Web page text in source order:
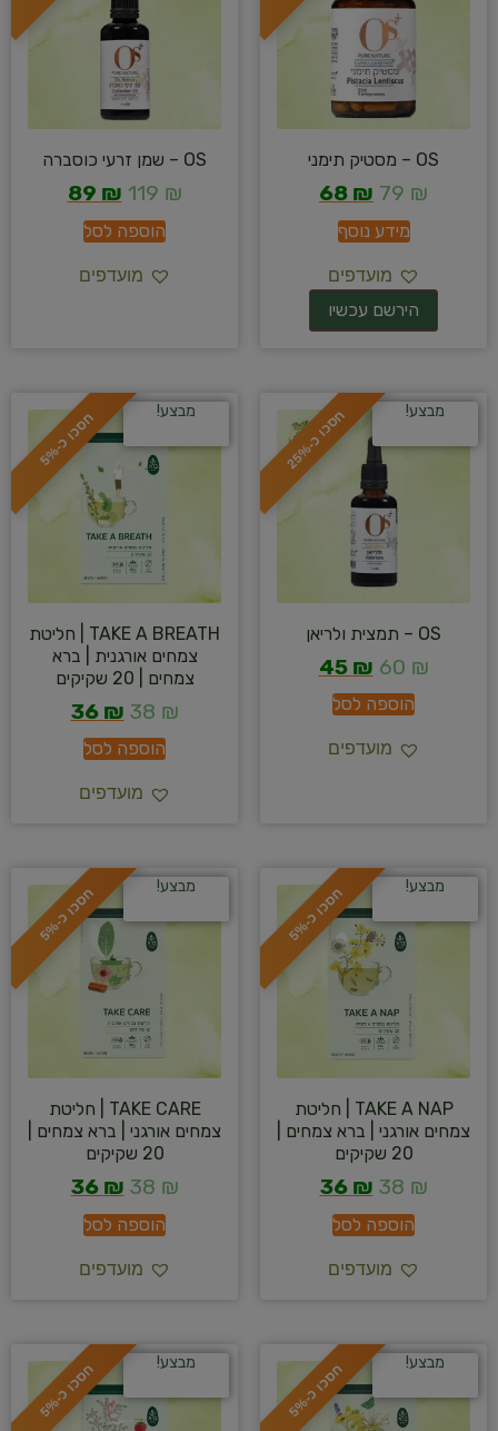
OS – מסטיק תימני
79 ₪
68 ₪
מידע נוסף
מועדפים
OS – שמן זרעי כוסברה
119 ₪
89 ₪
הוספה לסל
מועדפים
ח
ס
כ
ו
כ
-
2
5
% מבצע!
OS – תמצית ולריאן
60 ₪
45 ₪
הוספה לסל
מועדפים
ח
ס
כ
ו
כ
-
5
% מבצע!
TAKE A BREATH | חליטת
צמחים אורגנית | ברא
צמחים | 20 שקיקים
38 ₪
36 ₪
הוספה לסל
מועדפים
ח
ס
כ
ו
כ
-
5
% מבצע!
TAKE A NAP | חליטת
צמחים אורגני | ברא צמחים |
20 שקיקים
38 ₪
36 ₪
הוספה לסל
מועדפים
ח
ס
כ
ו
כ
-
5
% מבצע!
TAKE CARE | חליטת
צמחים אורגני | ברא צמחים |
20 שקיקים
38 ₪
36 ₪
הוספה לסל
מועדפים
ח
ס
כ
ו
כ
-
5
% מבצע! ח
ס
כ
ו
כ
-
5
% מבצע!